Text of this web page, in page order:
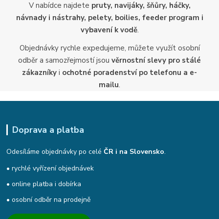
V nabídce najdete pruty, navijáky, šňůry, háčky,
návnady i nástrahy, pelety, boilies, feeder program i
vybavení k vodě.
Objednávky rychle expedujeme, můžete využít osobní
odběr a samozřejmostí jsou věrnostní slevy pro stálé
zákazníky i ochotné poradenství po telefonu a e-
mailu.
Doprava a platba
Odesíláme objednávky po celéČR i na Slovensko.
• rychlé vyřízení objednávek
• online platba i dobírka
• osobní odběr na prodejně